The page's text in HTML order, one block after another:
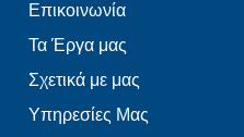
Επικοινωνία
Τα Έργα μας
Σχετικά με μας
Υπηρεσίες Μας